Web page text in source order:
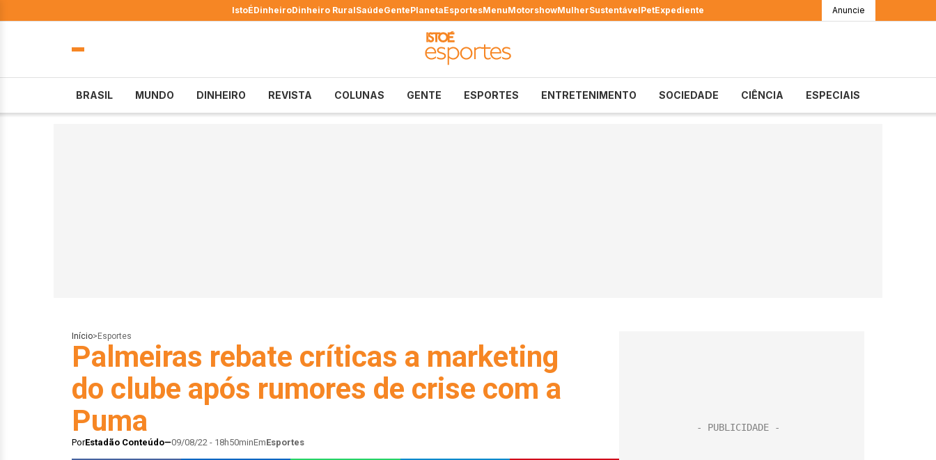
IstoÉDinheiroDinheiro RuralSaúdeGentePlanetaEsportesMenuMotorshowMulherSustentávelPetExpediente Anuncie
BRASIL MUNDO DINHEIRO REVISTA COLUNAS GENTE ESPORTES ENTRETENIMENTO SOCIEDADE CIÊNCIA ESPECIAIS
Início> Esportes
Palmeiras rebate críticas a marketing
do clube após rumores de crise com a
Puma
PorEstadão Conteúdo 09/08/22 - 18h50minEmEsportes